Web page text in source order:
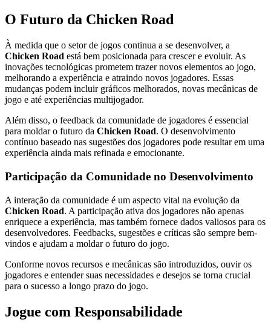
O Futuro da Chicken Road
À medida que o setor de jogos continua a se desenvolver, a
Chicken Road está bem posicionada para crescer e evoluir. As
inovações tecnológicas prometem trazer novos elementos ao jogo,
melhorando a experiência e atraindo novos jogadores. Essas
mudanças podem incluir gráficos melhorados, novas mecânicas de
jogo e até experiências multijogador.
Além disso, o feedback da comunidade de jogadores é essencial
para moldar o futuro da Chicken Road. O desenvolvimento
contínuo baseado nas sugestões dos jogadores pode resultar em uma
experiência ainda mais refinada e emocionante.
Participação da Comunidade no Desenvolvimento
A interação da comunidade é um aspecto vital na evolução da
Chicken Road. A participação ativa dos jogadores não apenas
enriquece a experiência, mas também fornece dados valiosos para os
desenvolvedores. Feedbacks, sugestões e críticas são sempre bem-
vindos e ajudam a moldar o futuro do jogo.
Conforme novos recursos e mecânicas são introduzidos, ouvir os
jogadores e entender suas necessidades e desejos se torna crucial
para o sucesso a longo prazo do jogo.
Jogue com Responsabilidade